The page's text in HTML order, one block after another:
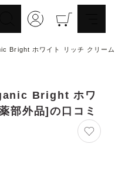
スタイル
ーガニックの口コミ
Bright ホワイト リッチ クリー
Bright ホワ
部外品]の口コミ